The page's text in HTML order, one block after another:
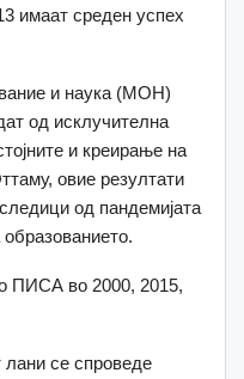
имаат среден успех
и наука (МОН)
од исклучителна
и креирање на
овие резултати
од пандемијата
ПИСА во 2000, 2015,
се спроведе